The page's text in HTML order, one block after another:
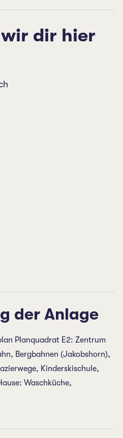
dir hier
der Anlage
Planquadrat E2: Zentrum
Bergbahnen (Jakobshorn),
Kinderskischule,
Waschküche,